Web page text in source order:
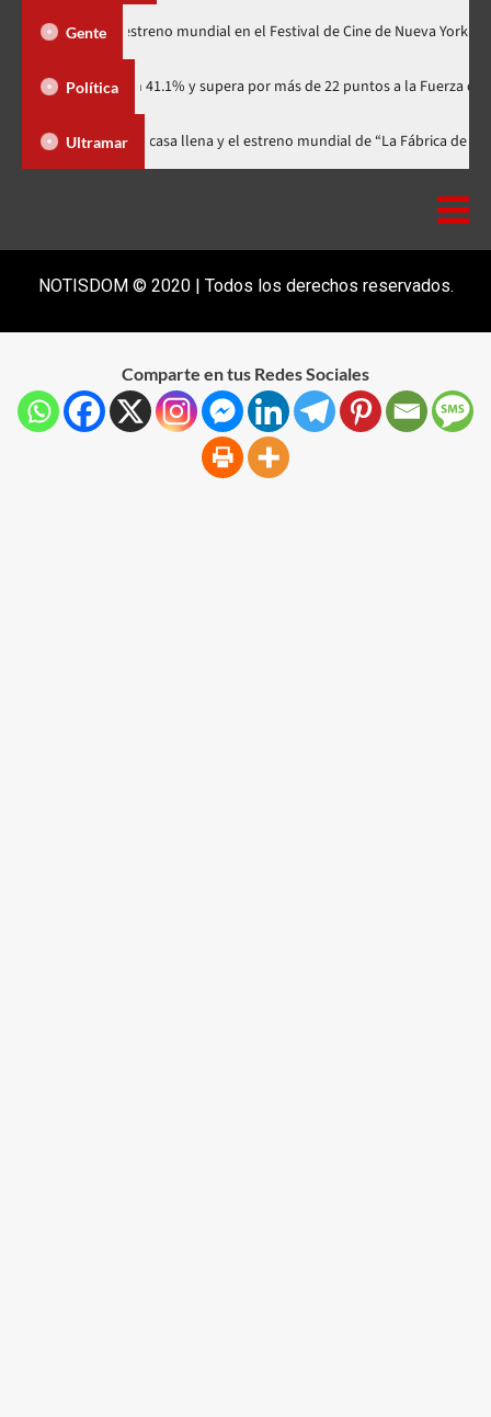
Gente
Minus Zero» tendrá su estreno mundial en el Festival de Cine de
Política
con 41.1% y supera por más de 22 puntos a la Fuerza del Pueblo
Ultramar
celebra 15 años con una gala a casa llena y el estreno mundial de “La
NOTISDOM © 2020 | Todos los derechos reservados.
Comparte en tus Redes Sociales